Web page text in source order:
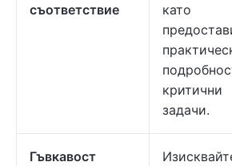
съответствие
като
критични
задачи.
Гъвкавост